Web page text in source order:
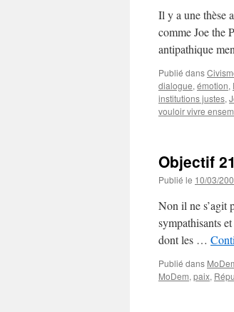
Il y a une thèse
comme Joe the
antipathique
Publié dans
dialogue, émotion,
institutions justes,
vouloir vivre
Objectif
Publié le 10/03/
Non il ne s’agit
sympathisants
dont les …
Publié dans
MoDem, paix,